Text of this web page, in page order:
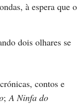
à espera que o
dois olhares se
contos e
;A Ninfa do